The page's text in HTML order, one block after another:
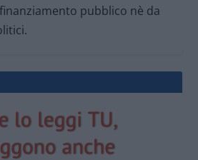
pubblico nè da